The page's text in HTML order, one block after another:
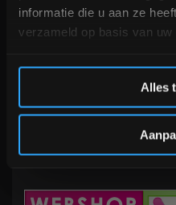
informatie die u aan ze
verzameld op basis van uw
Alles
Veelgestelde vragen
+31 (0)24 645 1309
*Verzendkosten